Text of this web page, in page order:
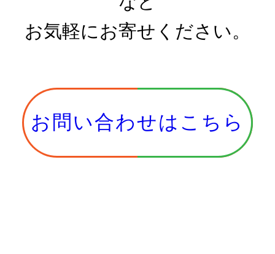
お気軽にお寄せください。
お問い合わせはこちら